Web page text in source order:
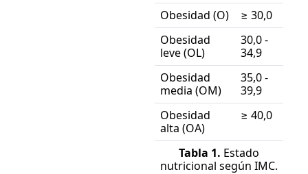
Obesidad (O)
≥ 30,0
Obesidad
leve (OL)
30,0 -
34,9
Obesidad
media (OM)
35,0 -
39,9
Obesidad
alta (OA)
≥ 40,0
Tabla 1. Estado
nutricional según IMC.